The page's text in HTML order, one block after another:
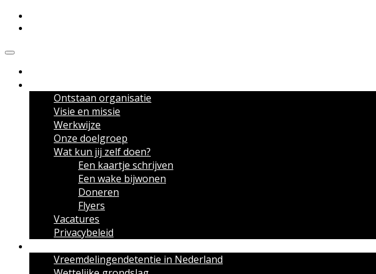
Ontstaan organisatie
Visie en missie
Werkwijze
Onze doelgroep
Wat kun jij zelf doen?
Een kaartje schrijven
Een wake bijwonen
Doneren
Flyers
Vacatures
Privacybeleid
Vreemdelingendetentie in Nederland